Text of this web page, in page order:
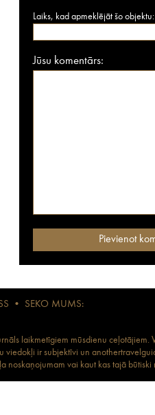
Laiks, kad apmeklējāt šo objektu:
Jūsu komentārs:
• SEKO MUMS:
laikmetīgiem mūsdienu
viedokļi ir subjektīvi un
noskaņojumam vai kaut kas tajā